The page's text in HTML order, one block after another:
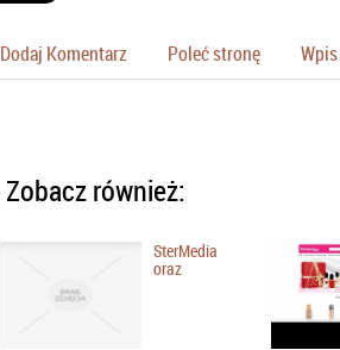
Dodaj Komentarz Poleć stronę
Zobacz również:
SterMedia
oraz